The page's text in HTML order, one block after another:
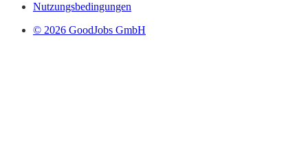
Nutzungsbedingungen
© 2026 GoodJobs GmbH